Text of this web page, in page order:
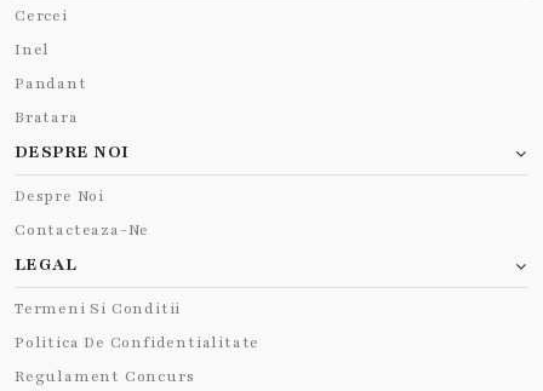
Cercei
Inel
Pandant
Bratara
DESPRE NOI
Despre Noi
Contacteaza-Ne
LEGAL
Termeni Si Conditii
Politica De Confidentialitate
Regulament Concurs